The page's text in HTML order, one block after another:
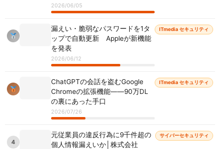
2026/06/05
漏えい・脆弱なパスワードを1タ
ップで自動更新 Appleが新機能
を発表
2026/06/12
ITmedia セキュリティ
ChatGPTの会話を盗むGoogle
Chromeの拡張機能――90万DL
の裏にあった手口
2026/07/26
ITmedia セキュリティ
4
元従業員の違反行為に9千件超の
個人情報漏えいか│株式会社
サイバーセキュリティ